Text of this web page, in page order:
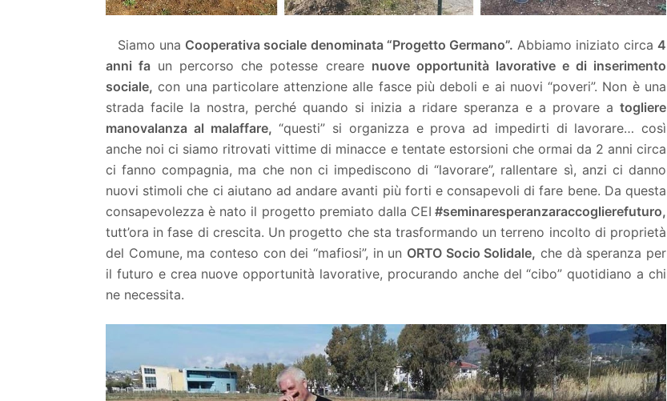
Siamo una Cooperativa sociale denominata “Progetto Germano”. Abbiamo iniziato circa4
anni fa un percorso che potesse creare nuove opportunità lavorative e di inserimento
sociale, con una particolare attenzione alle fasce più deboli e ai nuovi “poveri”. Non è una
strada facile la nostra, perché quando si inizia a ridare speranza e a provare a togliere
manovalanza al malaffare, “questi” si organizza e prova ad impedirti di lavorare… così
anche noi ci siamo ritrovati vittime di minacce e tentate estorsioni che ormai da 2 anni circa
ci fanno compagnia, ma che non ci impediscono di “lavorare”, rallentare sì, anzi ci danno
nuovi stimoli che ci aiutano ad andare avanti più forti e consapevoli di fare bene. Da questa
consapevolezza è nato il progetto premiato dalla CEI #seminaresperanzaraccoglierefuturo,
tutt’ora in fase di crescita. Un progetto che sta trasformando un terreno incolto di proprietà
del Comune, ma conteso con dei “mafiosi”, in un ORTO Socio Solidale, che dà speranza per
il futuro e crea nuove opportunità lavorative, procurando anche del “cibo” quotidiano a chi
ne necessita.